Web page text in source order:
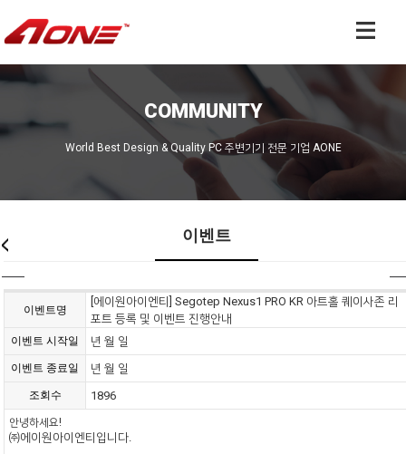
COMMUNITY
World Best Design & Quality PC 주변기기 전문 기업 AONE
이벤트
이벤트명
[에이원아이엔티] Segotep Nexus1 PRO KR 아트홀 퀘이사존 리
포트 등록 및 이벤트 진행안내
이벤트 시작일 년 월 일
이벤트 종료일 년 월 일
조회수 1896
안녕하세요!
㈜에이원아이엔티입니다.